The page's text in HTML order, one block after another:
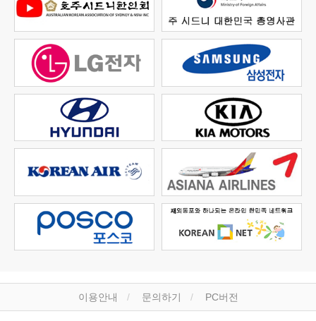
이용안내 문의하기 PC버전